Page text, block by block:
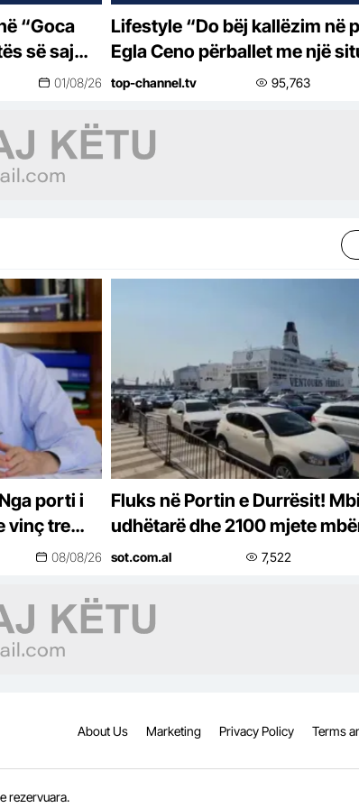
së saj
është aq
01/08/26
Lifestyle “Do bëj kallëzim në polici”,
Egla Ceno përballet me një
vështirë rreziku: Mos më
top-channel.tv 95,763
porti i
vinç tre
08/08/26
Fluks në Portin e Durrësit!
udhëtarë dhe 2100 mjete
nga Italia
sot.com.al 7,522
About Us Marketing Privacy Policy Terms
rezervuara.